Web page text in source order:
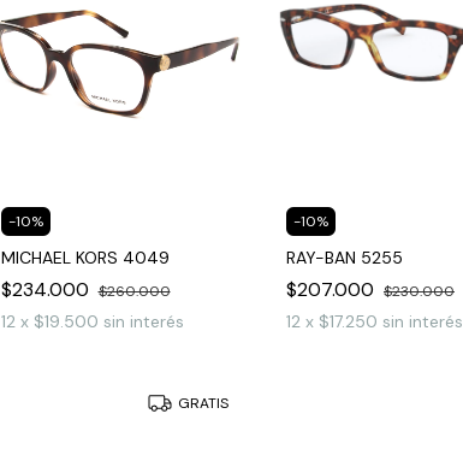
-10%
MICHAEL KORS 4049
$234.000 $260.000
12 x $19.500 sin interés
-10%
RAY-BAN 5255
$207.000 $230.000
12 x $17.250 sin interés
GRATIS